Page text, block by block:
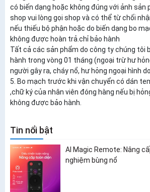
có biến dạng hoặc không đúng với ảnh sản
shop vui lòng gọi shop và có thể từ chối
nếu thiếu bộ phận hoặc do biến dạng bo
không được hoàn trả.chỉ bảo hành
Tất cả các sản phẩm do công ty chúng tôi
hành trong vòng 01 tháng (ngoại trừ hư
người gây ra, cháy nổ, hư hỏng ngoại hình
5. Bo mạch trước khi vận chuyển có dán
,chữ ký của nhân viên đóng hàng nếu bị
không được bảo hành.
Tin nổi bật
AI Magic Remote: Nâng
nghiệm bùng nổ